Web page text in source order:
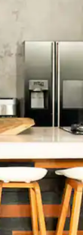
με τα